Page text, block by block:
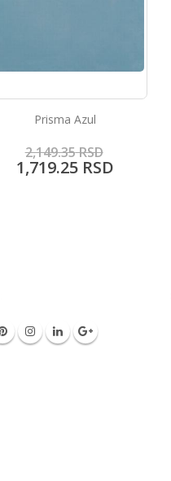
Portland Ceniza
2,002.15RSD
1,600.80 RSD